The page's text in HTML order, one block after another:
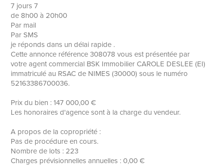
7 jours 7
de 8h00 à 20h00
Par mail
Par SMS
je réponds dans un délai rapide .
Cette annonce référence 308078 vous est présentée par
votre agent commercial BSK Immobilier CAROLE DESLEE (EI)
immatriculé au RSAC de NIMES (30000) sous le numéro
52163386700036.
Prix du bien : 147 000,00 €
Les honoraires d'agence sont à la charge du vendeur.
A propos de la copropriété :
Pas de procédure en cours.
Nombre de lots : 223
Charges prévisionnelles annuelles : 0,00 €